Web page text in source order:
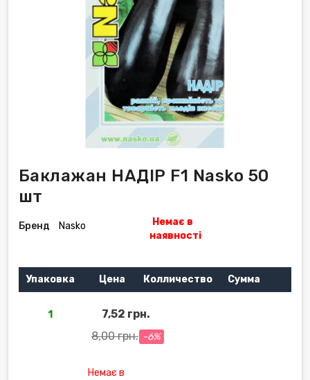
Баклажан НАДІР F1 Nasko 50
шт
Бренд Nasko
Немає в
наявності
Упаковка Цена Колличество Сумма
1
7,52 грн.
8,00 грн. -6%
Немає в